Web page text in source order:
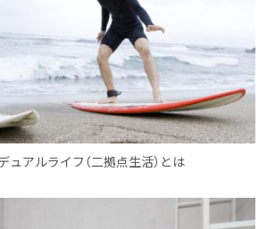
ュアルライフ（二拠点生活）とは